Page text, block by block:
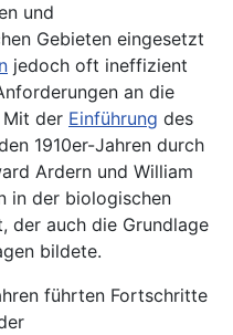
und
Gebieten eingesetzt
jedoch oft ineffizient
an die
Mit der Einführung des
1910er-Jahren durch
Ardern und William
in der biologischen
der auch die Grundlage
bildete.
führten Fortschritte